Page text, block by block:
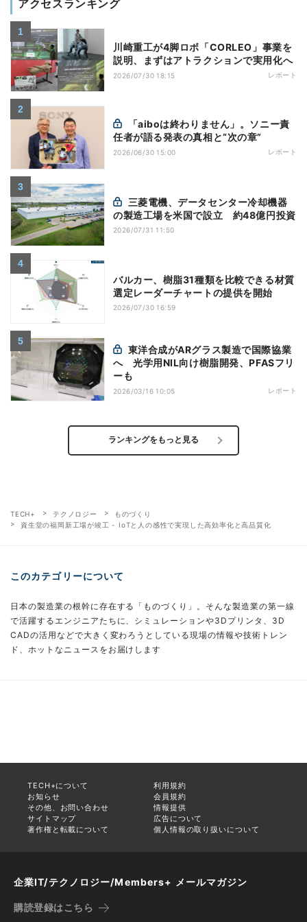
アクセスランキング
川崎重工が4脚ロボ「CORLEO」事業を
説明、まずはアトラクションで実用化へ
2026/07/30 18:15 レポート
任者が語る発表の真相と“次の章”
2026/06/30 15:00 レポート
の製造工場を米国で設立 約48億円投資
2026/07/31 11:50
バルカー、樹脂31種類を比較できる材質
選定レーダーチャートの提供を開始
2026/07/30 16:59
へ 光学用NIL向け樹脂開発、PFASフリ
ーも
2026/03/16 10:05 レポート
ランキングをもっと見る
TECH+ テクノロジー
ものづくり
資生堂の福岡新工場が竣工 - IoTと人の感性で実現した高効率化と高品質化
このカテゴリーについて
日本の製造業の根幹に存在する「ものづくり」。そんな製造業の第一線
で活躍するエンジニアたちに、シミュレーションや3Dプリンタ、3D
CADの活用などで大きく変わろうとしている現場の情報や技術トレン
ド、ホットなニュースをお届けします
TECH+について
利用規約
お知らせ
会員規約
その他、お問い合わせ
情報提供
サイトマップ
広告について
著作権と転載について
個人情報の取り扱いについて
企業IT/テクノロジー/Members+ メールマガジン
購読登録はこちら